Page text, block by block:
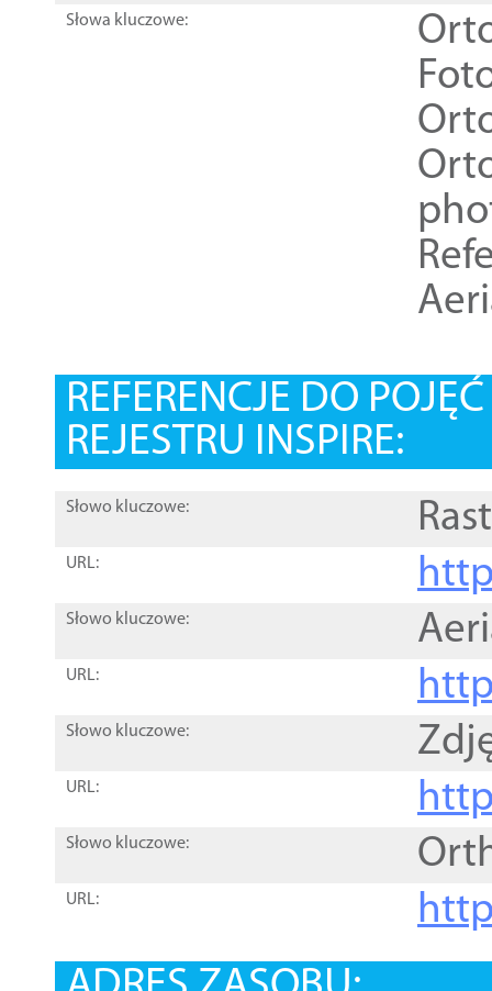
Słowa kluczowe:
REFERENCJE DO
REJESTRU INSPIRE:
Słowo kluczowe:
URL:
Słowo kluczowe:
URL:
Słowo kluczowe:
URL:
Słowo kluczowe:
URL: